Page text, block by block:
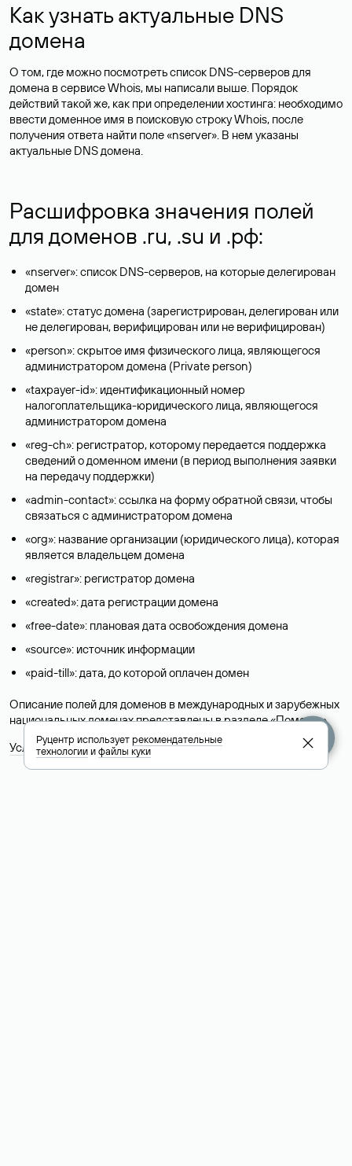
Как узнать актуальные DNS
домена
О том, где можно посмотреть список DNS-серверов для
домена в сервисе Whois, мы написали выше. Порядок
действий такой же, как при определении хостинга: необходимо
ввести доменное имя в поисковую строку Whois, после
получения ответа найти поле «nserver». В нем указаны
актуальные DNS домена.
Расшифровка значения полей
для доменов .ru, .su и .рф:
«nserver»: список DNS-серверов, на которые делегирован
домен
«state»: статус домена (зарегистрирован, делегирован или
не делегирован, верифицирован или не верифицирован)
«person»: скрытое имя физического лица, являющегося
администратором домена (Privatе person)
«taxpayer-id»: идентификационный номер
налогоплательщика-юридического лица, являющегося
администратором домена
«reg-ch»: регистратор, которому передается поддержка
сведений о доменном имени (в период выполнения заявки
на передачу поддержки)
«admin-contact»: ссылка на форму обратной связи, чтобы
связаться с администратором домена
«org»: название организации (юридического лица), которая
является владельцем домена
«registrar»: регистратор домена
«created»: дата регистрации домена
«free-date»: плановая дата освобождения домена
«source»: источник информации
«paid-till»: дата, до которой оплачен домен
Описание полей для доменов в международных и зарубежных
национальных доменах представлены в разделе «Помощь».
Условия использования Whois-сервиса
Руцентр используетрекомендательные
технологииифайлы куки